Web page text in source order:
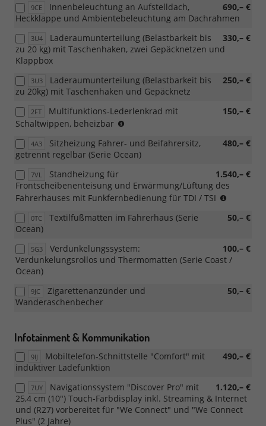
für
eHybrid
9CE 690,– €
Innenbeleuchtung an Aufstelldach,
Heckklappe und Ambientebeleuchtung am Dachrahmen
3U4 330,– €
Laderaumunterteilung (Belastbarkeit bis
zu 20 kg) mit Taschenhaken, zwei Gepäcknetzen und
Klappbox
3U3 250,– €
Laderaumunterteilung (Belastbarkeit bis
zu 20kg) mit Taschenhaken und Gepäcknetz
2FT 150,– €
Multifunktions-Lederlenkrad mit
Schaltwippen, beheizbar
6I6
4A3 480,– €
Sitzheizung Fahrer- und Beifahrersitz,
getrennt regelbar (Serie Ocean)
7VL 1.540,– €
Standheizung für
Frontscheibenenteisung und Erwärmung/Lüftung des
Fahrerhauses mit Funkfernbedienung für TDI / TSI
/
für
eHybrid
0TC 50,– €
Textilfußmatten im Fahrerhaus (Serie
Ocean)
5G3 100,– €
Verdunkelungssystem:
Verdunkelungsrollos und Thermomatten (Serie Coast /
Ocean)
9JC 50,– €
Zigarettenanzünder und
Wanderaschenbecher
Infotainment & Kommunikation
9IJ 490,– €
Mobiltelefon-Schnittstelle "Comfort" mit
induktiver Ladefunktion
7UY 1.120,– €
Navigationssystem "Discover Pro" mit
25,4 cm (10") Touch-Farbdisplay inkl. Streaming & Internet
und (R27) vorbereitet für "We Connect" und "We Connect
Plus" (2 Jahre)